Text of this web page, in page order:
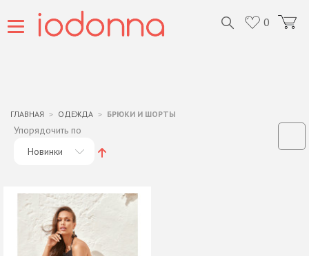
0
ГЛАВНАЯ ОДЕЖДА БРЮКИ И ШОРТЫ
Упорядочить по
Новинки